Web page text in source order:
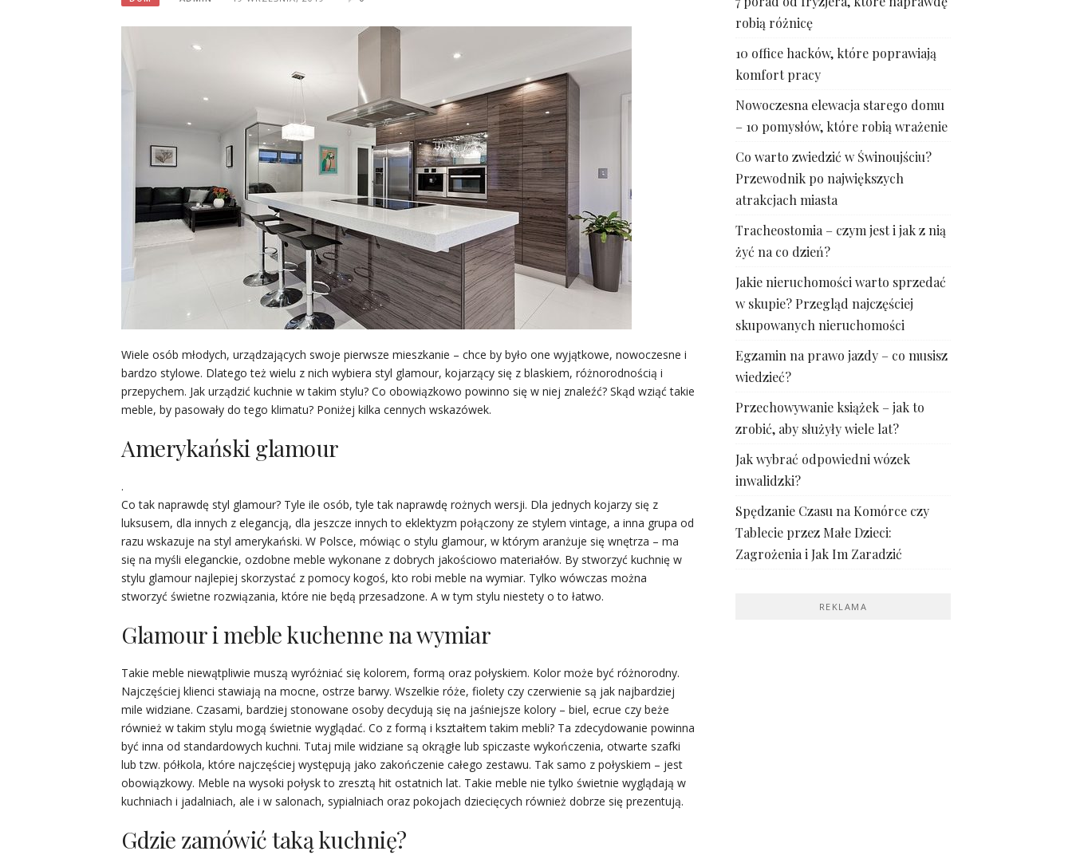
Wiele osób młodych, urządzających swoje pierwsze mieszkanie – chce by było one wyjątkowe, nowoczesne i
bardzo stylowe. Dlatego też wielu z nich wybiera styl glamour, kojarzący się z blaskiem, różnorodnością i
przepychem. Jak urządzić kuchnie w takim stylu? Co obowiązkowo powinno się w niej znaleźć? Skąd wziąć takie
meble, by pasowały do tego klimatu? Poniżej kilka cennych wskazówek.
Amerykański glamour
.
Co tak naprawdę styl glamour? Tyle ile osób, tyle tak naprawdę rożnych wersji. Dla jednych kojarzy się z
luksusem, dla innych z elegancją, dla jeszcze innych to eklektyzm połączony ze stylem vintage, a inna grupa od
razu wskazuje na styl amerykański. W Polsce, mówiąc o stylu glamour, w którym aranżuje się wnętrza – ma
się na myśli eleganckie, ozdobne meble wykonane z dobrych jakościowo materiałów. By stworzyć kuchnię w
stylu glamour najlepiej skorzystać z pomocy kogoś, kto robi meble na wymiar. Tylko wówczas można
stworzyć świetne rozwiązania, które nie będą przesadzone. A w tym stylu niestety o to łatwo.
Glamour i meble kuchenne na wymiar
Takie meble niewątpliwie muszą wyróżniać się kolorem, formą oraz połyskiem. Kolor może być różnorodny.
Najczęściej klienci stawiają na mocne, ostrze barwy. Wszelkie róże, fiolety czy czerwienie są jak najbardziej
mile widziane. Czasami, bardziej stonowane osoby decydują się na jaśniejsze kolory – biel, ecrue czy beże
również w takim stylu mogą świetnie wyglądać. Co z formą i kształtem takim mebli? Ta zdecydowanie powinna
być inna od standardowych kuchni. Tutaj mile widziane są okrągłe lub spiczaste wykończenia, otwarte szafki
lub tzw. półkola, które najczęściej występują jako zakończenie całego zestawu. Tak samo z połyskiem – jest
obowiązkowy. Meble na wysoki połysk to zresztą hit ostatnich lat. Takie meble nie tylko świetnie wyglądają w
kuchniach i jadalniach, ale i w salonach, sypialniach oraz pokojach dziecięcych również dobrze się prezentują.
Gdzie zamówić taką kuchnię?
robią różnicę
10 office hacków, które poprawiają
komfort pracy
Nowoczesna elewacja starego domu
– 10 pomysłów, które robią wrażenie
Co warto zwiedzić w Świnoujściu?
Przewodnik po największych
atrakcjach miasta
Tracheostomia – czym jest i jak z nią
żyć na co dzień?
Jakie nieruchomości warto sprzedać
w skupie? Przegląd najczęściej
skupowanych nieruchomości
Egzamin na prawo jazdy – co musisz
wiedzieć?
Przechowywanie książek – jak to
zrobić, aby służyły wiele lat?
Jak wybrać odpowiedni wózek
inwalidzki?
Spędzanie Czasu na Komórce czy
Tablecie przez Małe Dzieci:
Zagrożenia i Jak Im Zaradzić
REKLAMA